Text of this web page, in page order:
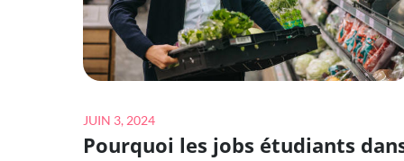
Posted
on
JUIN 3, 2024
Pourquoi les jobs étudiants